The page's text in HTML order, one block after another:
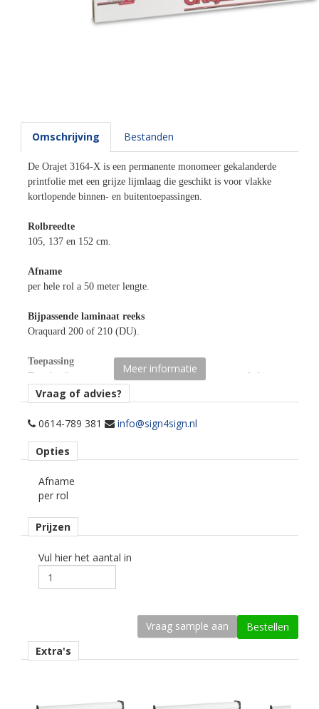
Omschrijving Bestanden
De Orajet 3164-X is een permanente monomeer gekalanderde
printfolie met een grijze lijmlaag die geschikt is voor vlakke
kortlopende binnen- en buitentoepassingen.
Rolbreedte
105, 137 en 152 cm.
Afname
per hele rol a 50 meter lengte.
Bijpassende laminaat reeks
Oraquard 200 of 210 (DU).
Toepassing
Te gebruiken voor nagenoeg alle denkbare promotionele binnen-
en buitentoepassingen op een vlakke ondergrond.
Opmerking
printmedia monomeer.
permanent, grijs, watergebaseerd.
kleur type
Ondergrond
vlak.
100 mu.
Meer informatie
Vraag of advies?
0614-789 381 info@sign4sign.nl
Opties
Afname
per rol
Prijzen
Vul hier het aantal in
Extra's